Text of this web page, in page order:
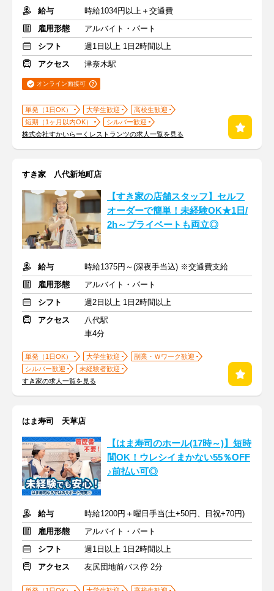
給与
時給1034円以上＋交通費
雇用形態
アルバイト・パート
シフト
週1日以上 1日2時間以上
アクセス
津奈木駅
オンライン面接可
単発（1日OK） 大学生歓迎
高校生歓迎
短期（1ヶ月以内OK）
シルバー歓迎
株式会社すかいらーくレストランツの求人一覧を見る
すき家 八代新地町店
【すき家の店舗スタッフ】セルフ
オーダーで簡単！未経験OK★1日/
2h～プライベートも両立◎
給与
時給1375円～(深夜手当込) ※交通費支給
雇用形態
アルバイト・パート
シフト
週2日以上 1日2時間以上
アクセス
八代駅
車4分
単発（1日OK） 大学生歓迎
副業・Ｗワーク歓迎
シルバー歓迎
未経験者歓迎
すき家の求人一覧を見る
はま寿司 天草店
【はま寿司のホール(17時～)】短時
間OK！ウレシイまかない55％OFF
♪前払い可◎
給与
時給1200円＋曜日手当(土+50円、日祝+70円)
雇用形態
アルバイト・パート
シフト
週1日以上 1日2時間以上
アクセス
友尻団地前バス停 2分